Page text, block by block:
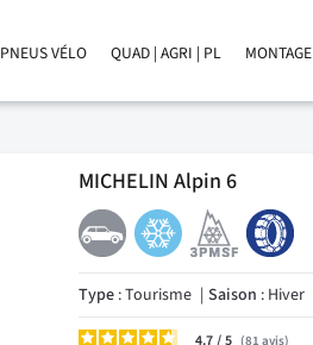
PNEUS VÉLO QUAD | AGRI | PL MONTAGE
MICHELIN Alpin 6
Type: Tourisme Saison : Hiver
4.7/ 81 avis